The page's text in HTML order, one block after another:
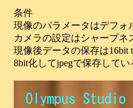
条件
現像のパラメータはデフォ
カメラの設定はシャープ
現像後データの保存は16bit
8bit化してjpegで保存してい